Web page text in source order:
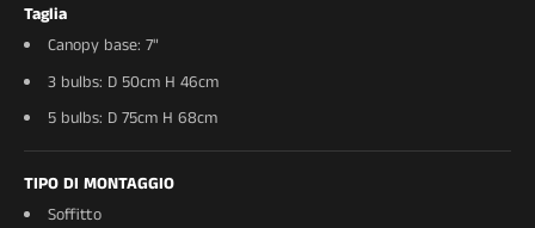
Taglia
Canopy base: 7"
3 bulbs: D 50cm H 46cm
5 bulbs: D 75cm H 68cm
TIPO DI MONTAGGIO
Soffitto